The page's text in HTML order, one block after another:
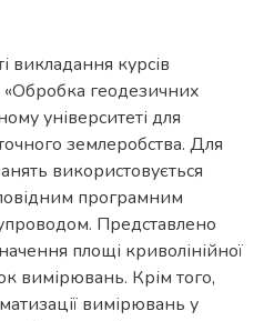
викладання курсів
«Обробка геодезичних
університеті для
землеробства. Для
використовується
програмним
Представлено
площі криволінійної
вимірювань. Крім того,
вимірювань у